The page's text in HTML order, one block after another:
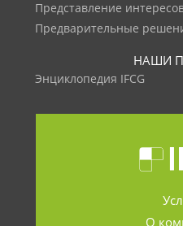
Представление
Предварительные
НАШИ
Энциклопедия IFCG
О